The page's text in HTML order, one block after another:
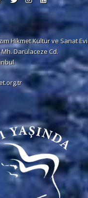
Hikmet Kültür ve Sanat Evi
Darülaceze Cd.